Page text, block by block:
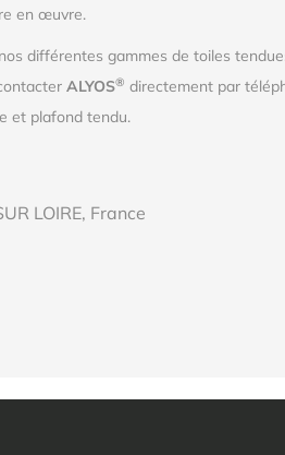
en œuvre.
différentes gammes de toiles
ALYOS® directement par
et plafond tendu.
LOIRE, France